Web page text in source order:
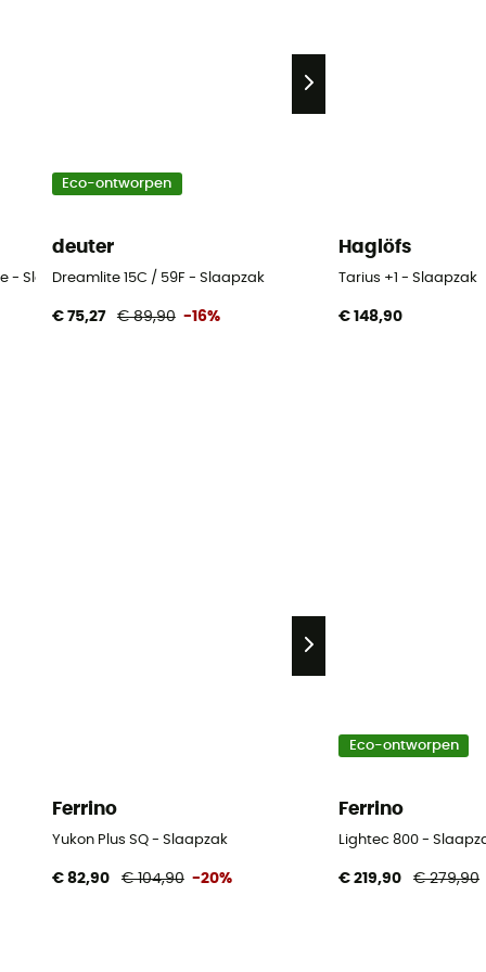
- Slaapzak
Eco-ontworpen
deuter
Dreamlite 15C / 59F - Slaapzak
€ 75,27 € 89,90 -16%
Haglöfs
Tarius +1 - Slaapzak
€ 148,90
Ferrino
Yukon Plus SQ - Slaapzak
€ 82,90 € 104,90 -20%
Eco-ontworpen
Ferrino
Lightec 800 -
€ 219,90 € 279,90